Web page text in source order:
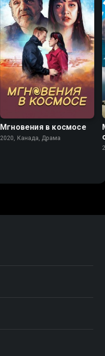
Мгновения в космосе
2020, Канада, Драма